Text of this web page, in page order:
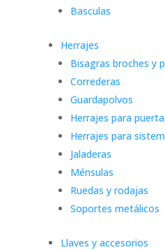
Basculas
Herrajes
Bisagras broches y
Correderas
Guardapolvos
Herrajes para
Herrajes para
Jaladeras
Ménsulas
Ruedas y rodajas
Soportes metálicos
Llaves y accesorios